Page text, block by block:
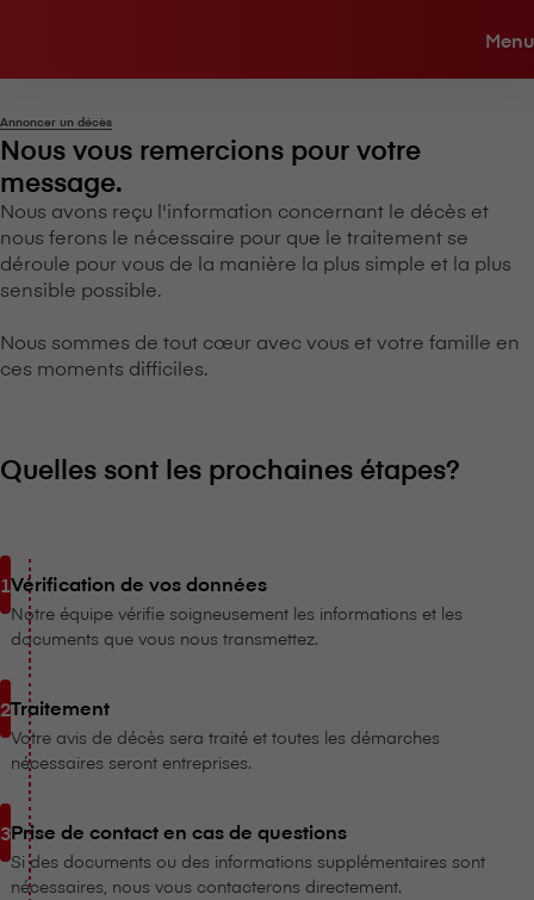
Menu
Annoncer un décès
Nous vous remercions pour votre
message.
Nous avons reçu l'information concernant le décès et
nous ferons le nécessaire pour que le traitement se
déroule pour vous de la manière la plus simple et la plus
sensible possible.
Nous sommes de tout cœur avec vous et votre famille en
ces moments difficiles.
Quelles sont les prochaines étapes?
Vérification de vos données
Notre équipe vérifie soigneusement les informations et les
documents que vous nous transmettez.
Traitement
Votre avis de décès sera traité et toutes les démarches
nécessaires seront entreprises.
Prise de contact en cas de questions
Si des documents ou des informations supplémentaires sont
nécessaires, nous vous contacterons directement.